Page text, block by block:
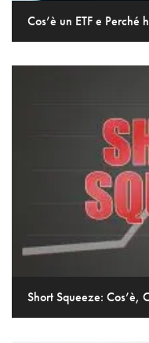
Cos’è un ETF e
Short Squeeze: Cos’è,